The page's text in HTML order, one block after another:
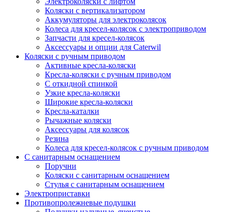
Коляски с вертикализатором
Аккумуляторы для электроколясок
Колеса для кресел-колясок с электроприводом
Запчасти для кресел-колясок
Аксессуары и опции для Caterwil
Коляски с ручным приводом
Активные кресла-коляски
Кресла-коляски с ручным приводом
С откидной спинкой
Узкие кресла-коляски
Широкие кресла-коляски
Кресла-каталки
Рычажные коляски
Аксессуары для колясок
Резина
Колеса для кресел-колясок с ручным приводом
С санитарным оснащением
Поручни
Коляски с санитарным оснащением
Стулья с санитарным оснащением
Электроприставки
Противопролежневые подушки